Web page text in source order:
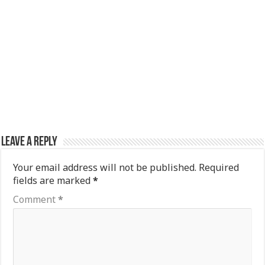
Leave a Reply
Your email address will not be published. Required
fields are marked*
Comment*